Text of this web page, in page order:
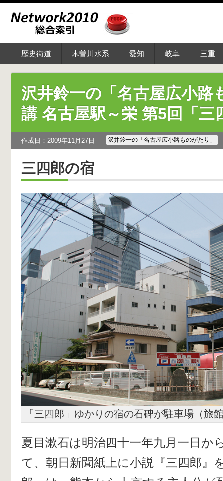
歴史街道 木曽川水系 愛知 岐阜 三重
沢井鈴一の「名古屋広小路
講 名古屋駅～栄 第5回「三
作成日：2009年11月27日 沢井鈴一の「名古屋広小路ものがたり」
三四郎の宿
「三四郎」ゆかりの宿の石碑が駐車場（旅
夏目漱石は明治四十一年九月一日か
て、朝日新聞紙上に小説『三四郎』